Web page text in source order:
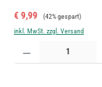
Verkaufspreis:
€ 9,99 Regulärer Preis:
(42% gespart)
inkl. MwSt. zzgl. Versand
Produkt Anzahl: Gib den